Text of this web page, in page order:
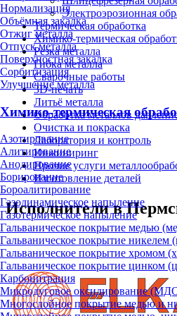
Нормализация
Объёмная закалка
Отжиг металла
Отпуск металла
Поверхностная закалка
Сорбитизация
Улучшение металла
Химико-термическая
Азотирование
Алитирование
Анодирование
Борирование
Бороалитирование
Газодинамическое напыление
Газотермическое напыление
Гальваническое покрытие медью
Гальваническое покрытие никелем
Гальваническое покрытие хромом
Гальваническое покрытие цинком
Карбонитрация
Микродуговое оксидирование
Многослойное покрытие медью и
Электроэрозионная
Термическая обработка
Химико-термическая
Резка металла
Гибка металла
Сварочные работы
3D-печать
Литьё металла
Обработка металлов
Очистка и покраска
Лаборатория и контроль
Инжиниринг
Прочие услуги
Изготовление деталей
Исполнители в